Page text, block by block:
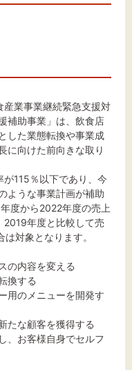
業事業継続緊急支援対
補助事業」は、飲食店
した業態転換や事業成
に向けた前向きな取り
115％以下であり、今
ような事業計画が補助
度から2022年度の売上
2019年度と比較して売
対象となります。
の内容を変える
する
メニューを開発す
顧客を獲得する
客様自身でセルフ